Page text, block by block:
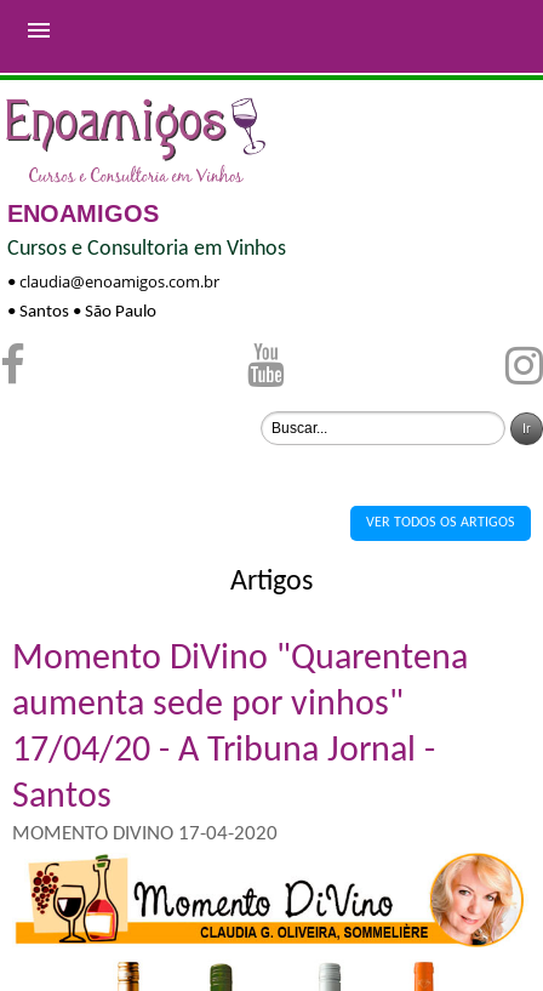

ENOAMIGOS
Cursos e Consultoria em Vinhos
• claudia@enoamigos.com.br
• Santos • São Paulo
Artigos
VER TODOS OS ARTIGOS
Momento DiVino "Quarentena
aumenta sede por vinhos"
17/04/20 - A Tribuna Jornal -
Santos
MOMENTO DIVINO 17-04-2020